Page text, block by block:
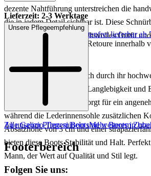
dezente Nahtführung unterstreichen die
die in jedem Detail sichtbar ist. Diese
Ergänzung für ein anspruchsvolles Outfit
Diese Schuhe zeichnen sich durch ihr
Obermaterial aus, das für Langlebigkeit und
Innenmaterial aus Leder sorgt für ein
während die Lederinnensohle zusätzlichen
Absatzhöhe von 3 cm und einer
bieten diese Boots Stabilität und Halt.
Mann, der Wert auf Qualität und Stil legt.
Lieferzeit: 2-3 Werktage
Keine Versandkosten:
kostenfrei lieferbar
Einfache und Kostenlose Retoure innerhalb
Unsere Pflegeempfehlung
Zu unseren Pflegemitteln und weiterem
Alle Galizio Torresi BootsMehr Boots in
Footerbereich
Folgen Sie uns: